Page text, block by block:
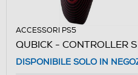
ACCESSORI PS5
QUBICK - CONTROLLER
DISPONIBILE SOLO IN